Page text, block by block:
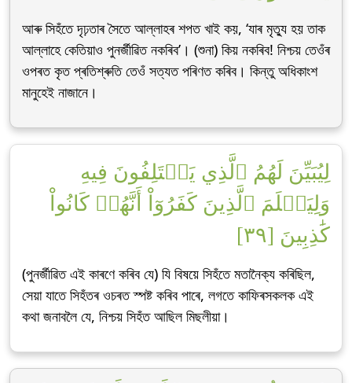
আৰু সিহঁতে দৃঢ়তাৰ সৈতে আল্লাহৰ শপত খাই কয়, ‘যাৰ মৃত্যু হয় তাক
আল্লাহে কেতিয়াও পুনৰ্জীৱিত নকৰিব’। (শুনা) কিয় নকৰিব! নিশ্চয় তেওঁৰ
ওপৰত কৃত প্ৰতিশ্ৰুতি তেওঁ সত্যত পৰিণত কৰিব। কিন্তু অধিকাংশ
মানুহেই নাজানে।
لِيُبَيِّنَ لَهُمُ ٱلَّذِي يَخۡتَلِفُونَ فِيهِ
وَلِيَعۡلَمَ ٱلَّذِينَ كَفَرُوٓاْ أَنَّهُمۡ كَانُواْ
كَٰذِبِينَ [٣٩]
(পুনৰ্জীৱিত এই কাৰণে কৰিব যে) যি বিষয়ে সিহঁতে মতানৈক্য কৰিছিল,
সেয়া যাতে সিহঁতৰ ওচৰত স্পষ্ট কৰিব পাৰে, লগতে কাফিৰসকলক এই
কথা জনাবলৈ যে, নিশ্চয় সিহঁত আছিল মিছলীয়া।